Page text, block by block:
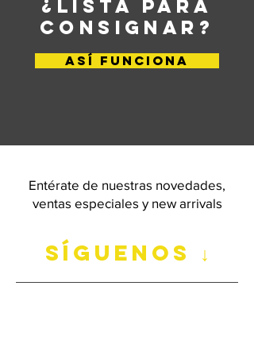
¿LISTA PARA
CONSIGNAR?
ASÍ FUNCIONA
Entérate de nuestras novedades,
ventas especiales y new arrivals
síguenos ↓